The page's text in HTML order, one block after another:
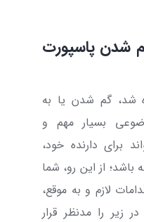
شدن پاسپورت
شد، گم شدن یا به
بسیار مهم و
برای دارنده خود،
باشد؛ از این رو، شما
لازم و به موقع،
زیر را مدنظر قرار